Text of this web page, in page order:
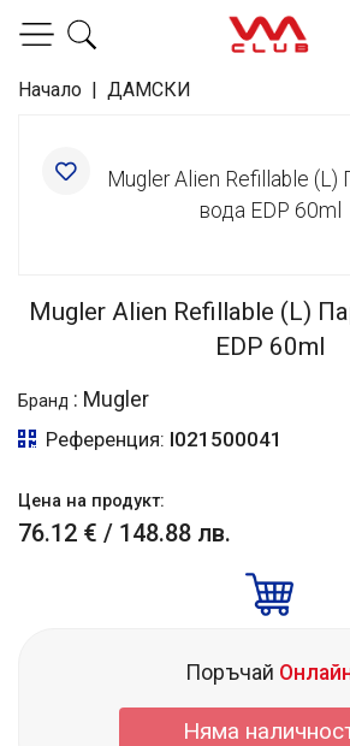
Начало | ДАМСКИ
Mugler Alien Refillable (L)
EDP 60ml
Бранд : Mugler
Референция: I021500041
Цена на продукт:
76.12 € / 148.88 лв.
Поръчай
Няма